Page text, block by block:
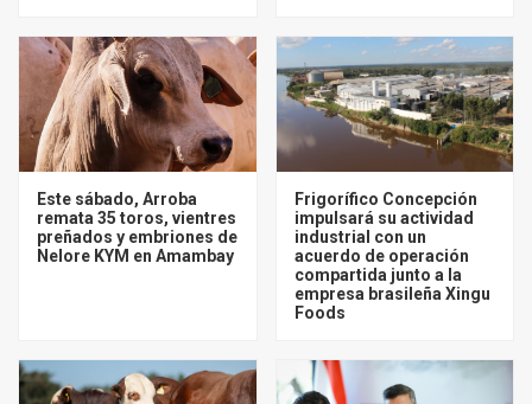
Este sábado, Arroba
remata 35 toros, vientres
preñados y embriones de
Nelore KYM en Amambay
Frigorífico Concepción
impulsará su actividad
industrial con un
acuerdo de operación
compartida junto a la
empresa brasileña Xingu
Foods